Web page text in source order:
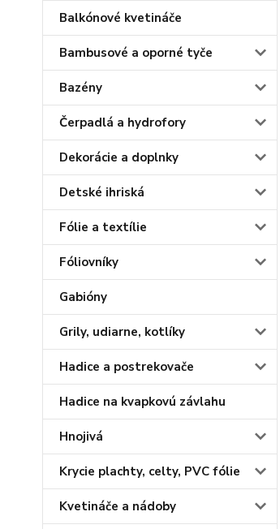
Balkónové kvetináče
Bambusové a oporné tyče
Bazény
Čerpadlá a hydrofory
Dekorácie a doplnky
Detské ihriská
Fólie a textílie
Fóliovníky
Gabióny
Grily, udiarne, kotlíky
Hadice a postrekovače
Hadice na kvapkovú závlahu
Hnojivá
Krycie plachty, celty, PVC fólie
Kvetináče a nádoby